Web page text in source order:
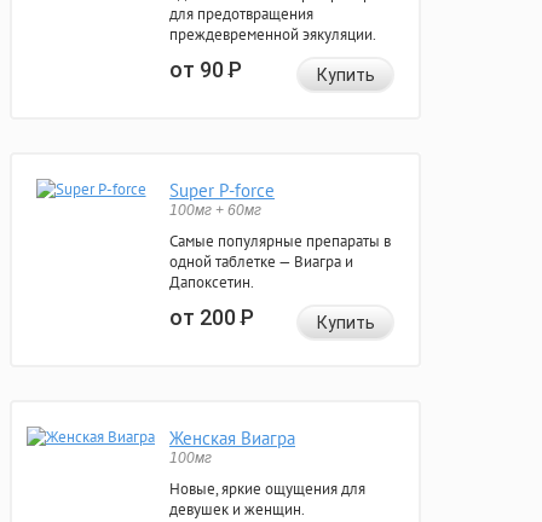
для предотвращения
преждевременной эякуляции.
от 90Р Купить
Super P-force
100мг + 60мг
Самые популярные препараты в
одной таблетке — Виагра и
Дапоксетин.
от 200Р Купить
Женская Виагра
100мг
Новые, яркие ощущения для
девушек и женщин.